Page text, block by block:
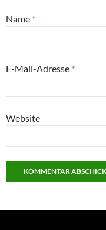
Name *
E-Mail-Adresse *
Website